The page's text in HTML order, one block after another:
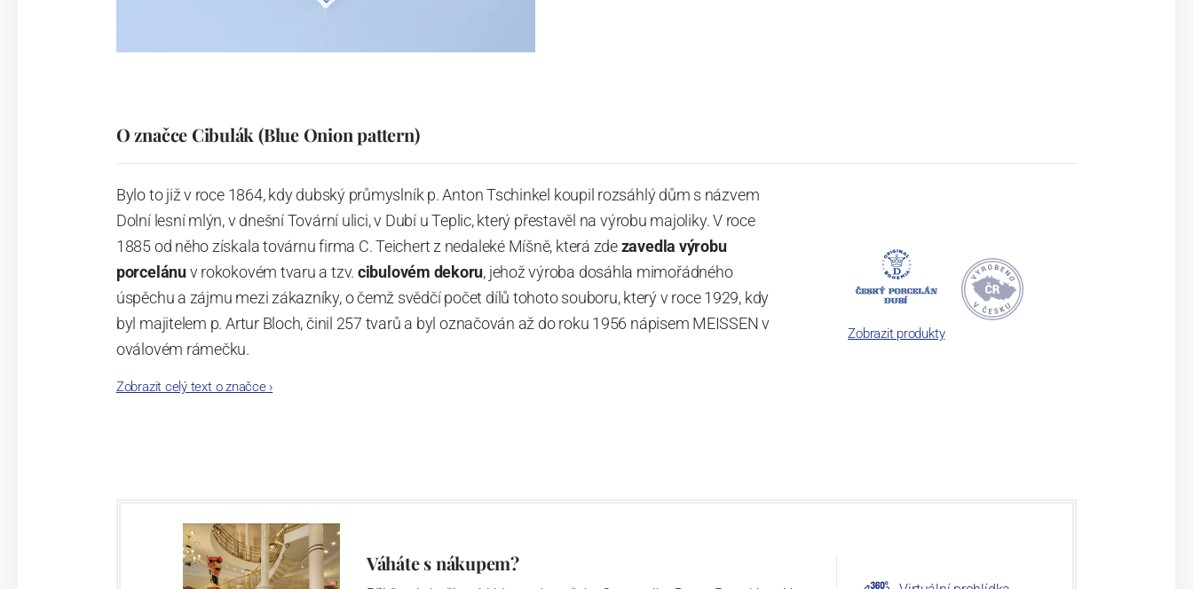
O značce Cibulák (Blue Onion pattern)
Bylo to již v roce 1864, kdy dubský průmyslník p. Anton Tschinkel koupil rozsáhlý dům s názvem
Dolní lesní mlýn, v dnešní Tovární ulici, v Dubí u Teplic, který přestavěl na výrobu majoliky. V roce
1885 od něho získala továrnu firma C. Teichert z nedaleké Míšně, která zdezavedla výrobu
porcelánuv rokokovém tvaru a tzv. cibulovém dekoru, jehož výroba dosáhla mimořádného
úspěchu a zájmu mezi zákazníky, o čemž svědčí počet dílů tohoto souboru, který v roce 1929, kdy
byl majitelem p. Artur Bloch, činil 257 tvarů a byl označován až do roku 1956 nápisem MEISSEN v
oválovém rámečku.
Dnes, kdy čtete tento úvod, nese firma název
Zobrazit celý text o značce›
Zobrazit produkty
Váháte s nákupem?